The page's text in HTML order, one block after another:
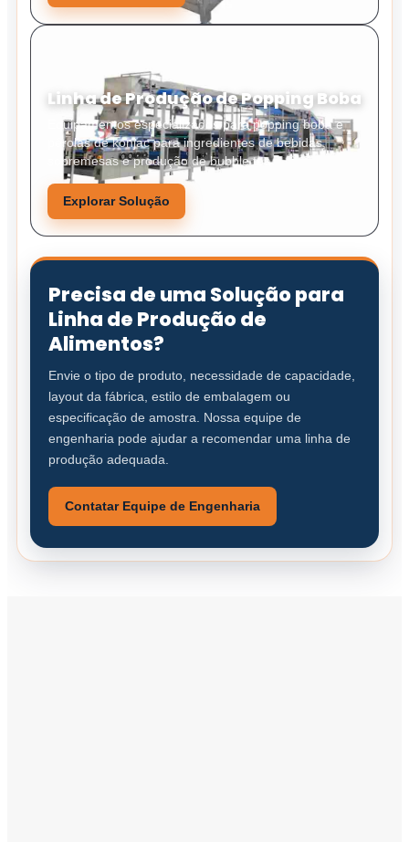
Linha de Produção de Popping Boba
Equipamentos especializados para popping boba e
pérolas de konjac para ingredientes de bebidas,
sobremesas e produção de bubble tea.
Explorar Solução
Precisa de uma Solução para
Linha de Produção de
Alimentos?
Envie o tipo de produto, necessidade de capacidade,
layout da fábrica, estilo de embalagem ou
especificação de amostra. Nossa equipe de
engenharia pode ajudar a recomendar uma linha de
produção adequada.
Contatar Equipe de Engenharia